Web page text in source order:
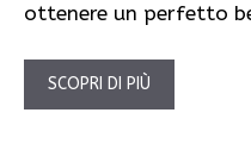
ottenere un perfetto
SCOPRI DI PIÙ